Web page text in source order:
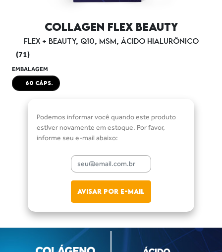
COLLAGEN FLEX BEAUTY
FLEX + BEAUTY, Q10, MSM, ÁCIDO HIALURÔNICO
(71)
EMBALAGEM
60 CÁPS.
Podemos informar você quando este produto
estiver novamente em estoque. Por favor,
informe seu e-mail abaixo:
AVISAR POR E-MAIL